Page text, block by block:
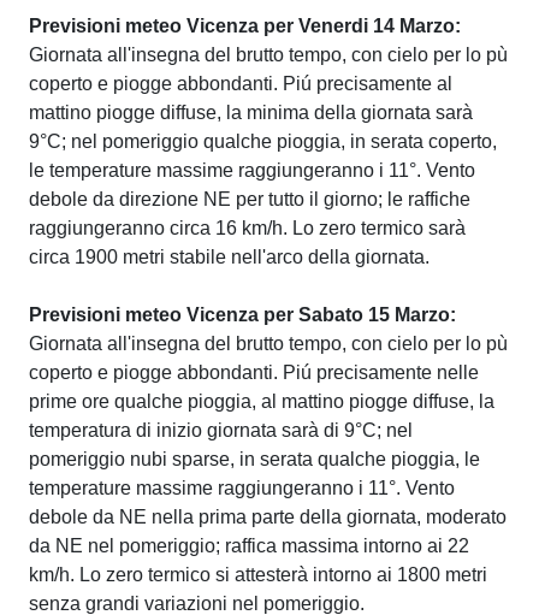
Previsioni meteo Vicenza per Venerdi 14 Marzo:
Giornata all'insegna del brutto tempo, con cielo per lo pù
coperto e piogge abbondanti. Piú precisamente al
mattino piogge diffuse, la minima della giornata sarà
9°C; nel pomeriggio qualche pioggia, in serata coperto,
le temperature massime raggiungeranno i 11°. Vento
debole da direzione NE per tutto il giorno; le raffiche
raggiungeranno circa 16 km/h. Lo zero termico sarà
circa 1900 metri stabile nell'arco della giornata.
Previsioni meteo Vicenza per Sabato 15 Marzo:
Giornata all'insegna del brutto tempo, con cielo per lo pù
coperto e piogge abbondanti. Piú precisamente nelle
prime ore qualche pioggia, al mattino piogge diffuse, la
temperatura di inizio giornata sarà di 9°C; nel
pomeriggio nubi sparse, in serata qualche pioggia, le
temperature massime raggiungeranno i 11°. Vento
debole da NE nella prima parte della giornata, moderato
da NE nel pomeriggio; raffica massima intorno ai 22
km/h. Lo zero termico si attesterà intorno ai 1800 metri
senza grandi variazioni nel pomeriggio.